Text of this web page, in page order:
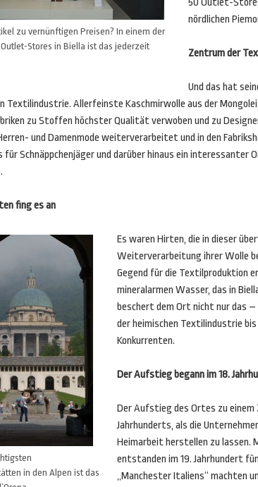
zu vernünftigen Preisen? In einem der
Stores in Biella ist das jederzeit
50 Outlet-
nördlichen
Zentrum der
Und das hat
Textilindustrie. Allerfeinste Kaschmirwolle aus der
zu Stoffen höchster Qualität verwoben und zu
und Damenmode weiterverarbeitet und in den
für Schnäppchenjäger und darüber hinaus ein
fing es an
in den Alpen ist das
Es waren Hirten, die in dieser
Weiterverarbeitung ihrer Wolle
Gegend für die Textilproduktion
mineralarmen Wasser, das in
beschert dem Ort nicht nur das –
der heimischen Textilindustrie
Konkurrenten.
Der Aufstieg begann im 18.
Der Aufstieg des Ortes zu einem
Jahrhunderts, als die
Heimarbeit herstellen zu lassen.
entstanden im 19. Jahrhundert
„Manchester Italiens“ machten